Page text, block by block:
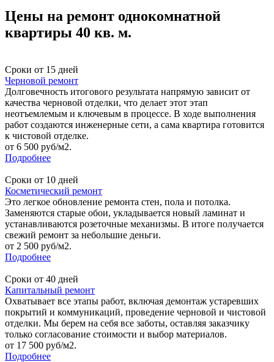
Цены на ремонт однокомнатной
квартиры 40 кв. м.
Сроки от 15 дней
Черновой ремонт
Долговечность итогового результата напрямую зависит от
качества черновой отделки, что делает этот этап
неотъемлемым и ключевым в процессе. В ходе выполнения
работ создаются инженерные сети, а сама квартира готовится
к чистовой отделке.
от 6 500 руб/м2.
Подробнее
Сроки от 10 дней
Косметический ремонт
Это легкое обновление ремонта стен, пола и потолка.
Заменяются старые обои, укладывается новый ламинат и
устанавливаются розеточные механизмы. В итоге получается
свежий ремонт за небольшие деньги.
от 2 500 руб/м2.
Подробнее
Сроки от 40 дней
Капитальный ремонт
Охватывает все этапы работ, включая демонтаж устаревших
покрытий и коммуникаций, проведение черновой и чистовой
отделки. Мы берем на себя все заботы, оставляя заказчику
только согласование стоимости и выбор материалов.
от 17 500 руб/м2.
Подробнее